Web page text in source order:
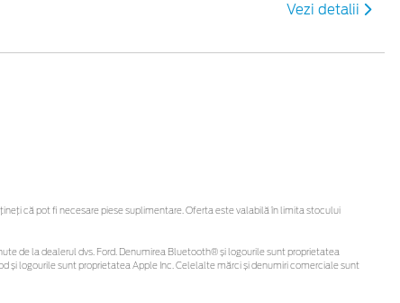
Vezi detalii
că pot fi necesare piese suplimentare. Oferta este valabilă în limita stocului
de la dealerul dvs. Ford. Denumirea Bluetooth® și logourile sunt proprietatea
și logourile sunt proprietatea Apple Inc. Celelalte mărci și denumiri comerciale sunt